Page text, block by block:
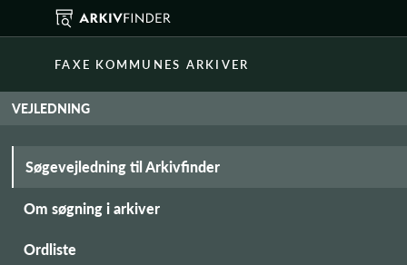
FAXE KOMMUNES ARKIVER
VEJLEDNING
Søgevejledning til Arkivfinder
Om søgning i arkiver
Ordliste